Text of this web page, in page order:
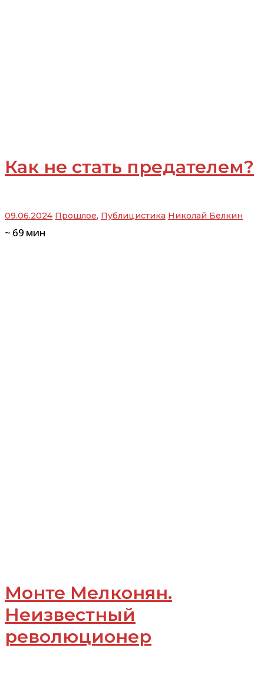
Как не стать предателем?
09.06.2024 Прошлое, Публицистика Николай Белкин
~ 69 мин
Монте Мелконян.
Неизвестный
революционер